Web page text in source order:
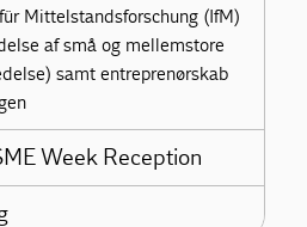
Mittelstandsforschung (IfM)
af små og mellemstore
samt entreprenørskab
Week Reception